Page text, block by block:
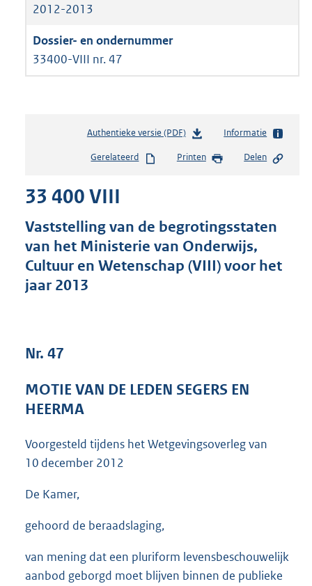
2012-2013
33400-VIII nr. 47
Authentieke versie (PDF)b
s
s
g
r
K
Informatie
Gerelateerd Printen Delen
33 400 VIII
Vaststelling van de begrotingsstaten
van het Ministerie van Onderwijs,
Cultuur en Wetenschap (VIII) voor het
jaar 2013
Nr. 47
MOTIE VAN DE LEDEN SEGERS EN
HEERMA
Voorgesteld tijdens het Wetgevingsoverleg van
10 december 2012
De Kamer,
gehoord de beraadslaging,
van mening dat een pluriform levensbeschouwelijk
aanbod geborgd moet blijven binnen de publieke